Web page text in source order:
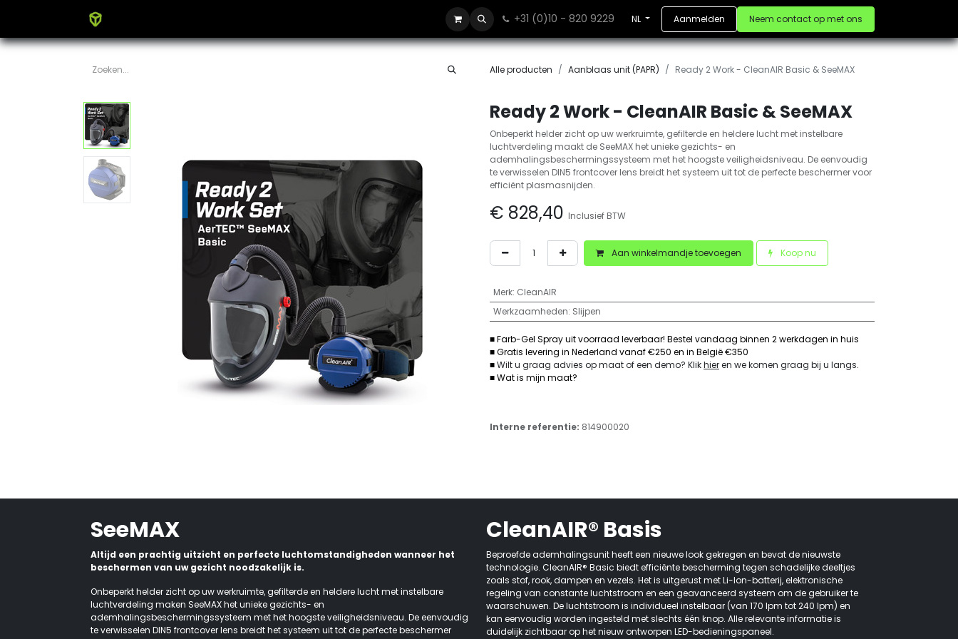
+31 (0)10 - 820 9229 NL Aanmelden Neem contact op met ons
Alle producten Aanblaas unit (PAPR) Ready 2 Work - CleanAIR Basic & SeeMAX
Ready 2 Work - CleanAIR Basic & SeeMAX
Onbeperkt helder zicht op uw werkruimte, gefilterde en heldere lucht met instelbare
luchtverdeling maakt de SeeMAX het unieke gezichts- en
ademhalingsbeschermingssysteem met het hoogste veiligheidsniveau. De eenvoudig
te verwisselen DIN5 frontcover lens breidt het systeem uit tot de perfecte beschermer voor
efficiënt plasmasnijden.
€ 828,40 Inclusief BTW
Aan winkelmandje toevoegen Koop nu
Merk: CleanAIR
Werkzaamheden: Slijpen
■ Farb-Gel Spray uit voorraad leverbaar! Bestel vandaag binnen 2 werkdagen in huis
■ Gratis levering in Nederland vanaf €250 en in België €350
■Wilt u graag advies op maat of een demo? Klikhieren we komen graag bij u langs.
■ Wat is mijn maat?
Interne referentie: 814900020
SeeMAX
Altijd een prachtig uitzicht en perfecte luchtomstandigheden wanneer het
beschermen van uw gezicht noodzakelijk is.
Onbeperkt helder zicht op uw werkruimte, gefilterde en heldere lucht met instelbare
luchtverdeling maken SeeMAX het unieke gezichts- en
ademhalingsbeschermingssysteem met het hoogste veiligheidsniveau. De eenvoudig
te verwisselen DIN5 frontcover lens breidt het systeem uit tot de perfecte beschermer
CleanAIR® Basis
Beproefde ademhalingsunit heeft een nieuwe look gekregen en bevat de nieuwste
technologie. CleanAIR® Basic biedt efficiënte bescherming tegen schadelijke deeltjes
zoals stof, rook, dampen en vezels. Het is uitgerust met Li-Ion-batterij, elektronische
regeling van constante luchtstroom en een geavanceerd systeem om de gebruiker te
waarschuwen. De luchtstroom is individueel instelbaar (van 170 lpm tot 240 lpm) en
kan eenvoudig worden ingesteld met slechts één knop. Alle relevante informatie is
duidelijk zichtbaar op het nieuw ontworpen LED-bedieningspaneel.